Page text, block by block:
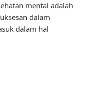
mental adalah
dalam
dalam hal